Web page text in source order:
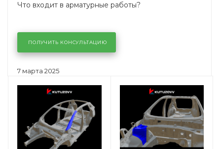
7 марта 2025
Что входит в арматурные работы?
ПОЛУЧИТЬ КОНСУЛЬТАЦИЮ